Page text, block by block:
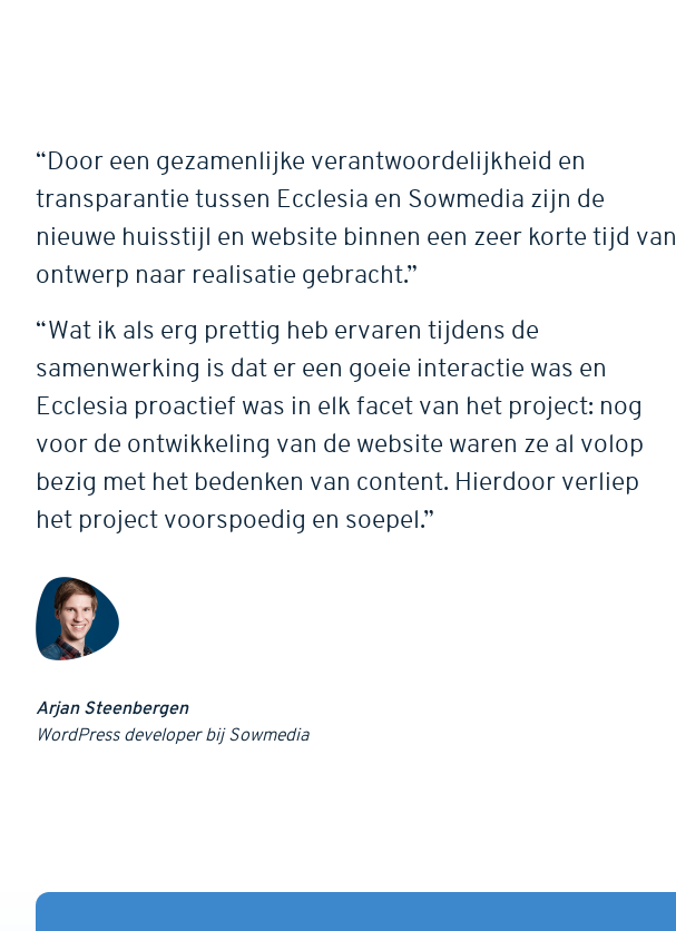
“Door een gezamenlijke verantwoordelijkheid en
transparantie tussen Ecclesia en Sowmedia zijn de
nieuwe huisstijl en website binnen een zeer korte tijd van
ontwerp naar realisatie gebracht.”
“Wat ik als erg prettig heb ervaren tijdens de
samenwerking is dat er een goeie interactie was en
Ecclesia proactief was in elk facet van het project: nog
voor de ontwikkeling van de website waren ze al volop
bezig met het bedenken van content. Hierdoor verliep
het project voorspoedig en soepel.”
Arjan Steenbergen
WordPress developer bij Sowmedia